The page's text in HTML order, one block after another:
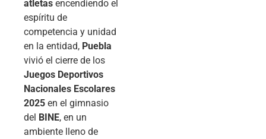
atletas encendiendo el
espíritu de
competencia y unidad
en la entidad, Puebla
vivió el cierre de los
Juegos Deportivos
Nacionales Escolares
2025 en el gimnasio
del BINE, en un
ambiente lleno de